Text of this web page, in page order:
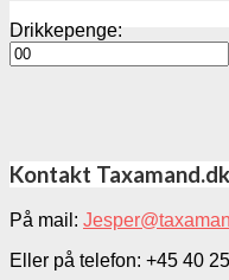
Drikkepenge:
Kontakt Taxamand.dk
På mail:
Eller på telefon: +45 40